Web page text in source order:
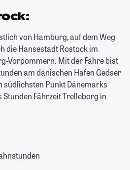
von Hamburg, auf dem Weg
die Hansestadt Rostock im
Vorpommern. Mit der Fähre bist
am dänischen Hafen Gedser
südlichsten Punkt Dänemarks
Stunden Fährzeit Trelleborg in